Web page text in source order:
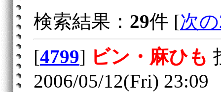
検索結果： 29件 [次
[4799] ビン・麻ひも
2006/05/12(Fri) 23:09